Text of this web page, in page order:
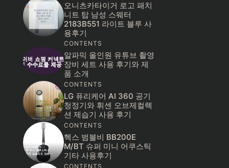
오니츠카타이거 로고 패치
니트 탑 남성 스웨터
2183B551 라이트 블루 사
용후기
CONTENTS
알파믹 올인원 유튜브 촬영
장비 세트 사용 후기와 제
품 소개
CONTENTS
LG 퓨리케어 AI 360 공기
청정기와 휘센 오브제컬렉
션 제습기 사용 후기
CONTENTS
헥스 범블비 BB200E
M/BT 슈퍼 미니 어쿠스틱
기타 사용후기
CONTENTS